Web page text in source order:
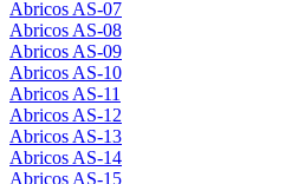
Abricos AS-07
Abricos AS-08
Abricos AS-09
Abricos AS-10
Abricos AS-11
Abricos AS-12
Abricos AS-13
Abricos AS-14
Abricos AS-15